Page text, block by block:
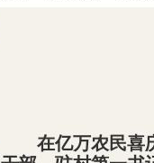
在亿万农民喜